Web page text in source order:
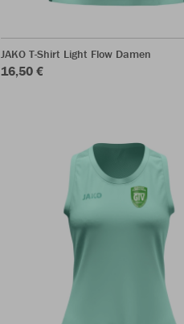
JAKO T-Shirt Light Flow Damen
16,50 €